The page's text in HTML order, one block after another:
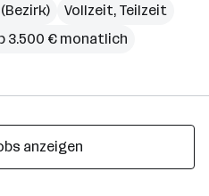
Vollzeit, Teilzeit
3.500 € monatlich
anzeigen